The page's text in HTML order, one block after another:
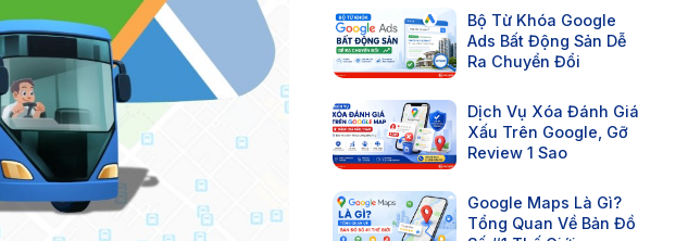
Bộ Từ Khóa Google
Ads Bất Động Sản Dễ
Ra Chuyển Đổi
Dịch Vụ Xóa Đánh Giá
Xấu Trên Google, Gỡ
Review 1 Sao
Google Maps Là Gì?
Tổng Quan Về Bản Đồ